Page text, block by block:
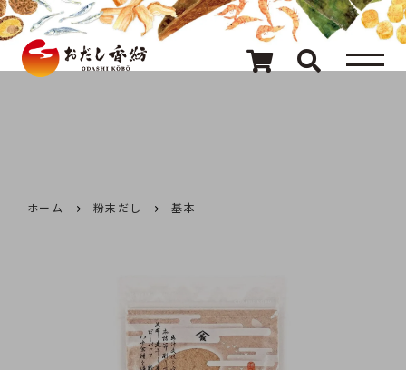
メニュー
80種類のおだし
キャンペーン情報
ホーム 粉末だし 基本